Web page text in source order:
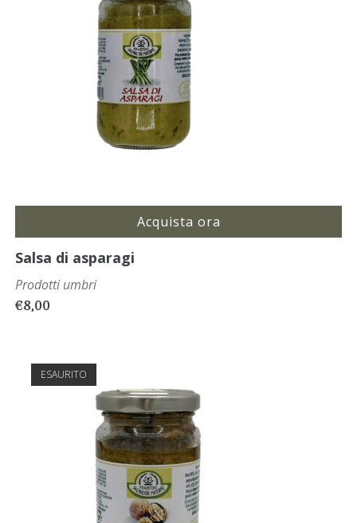
Acquista ora
Salsa di asparagi
Prodotti umbri
€8,00
ESAURITO